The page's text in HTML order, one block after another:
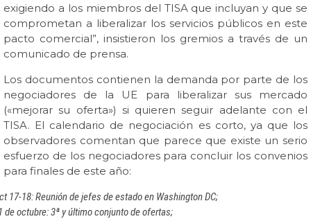
exigiendo a los miembros del TISA que incluyan y que se
comprometan a liberalizar los servicios públicos en este
pacto comercial”, insistieron los gremios a través de un
comunicado de prensa.
Los documentos contienen la demanda por parte de los
negociadores de la UE para liberalizar sus mercado
(«mejorar su oferta») si quieren seguir adelante con el
TISA. El calendario de negociación es corto, ya que los
observadores comentan que parece que existe un serio
esfuerzo de los negociadores para concluir los convenios
para finales de este año:
17-18: Reunión de jefes de estado en Washington DC;
de octubre: 3ª y último conjunto de ofertas;